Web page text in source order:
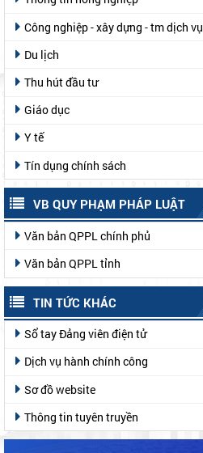
Công nghiệp - xây dựng - tm dịch vụ
Du lịch
Thu hút đầu tư
Giáo dục
Y tế
Tín dụng chính sách
VB QUY PHẠM PHÁP LUẬT
Văn bản QPPL chính phủ
Văn bản QPPL tỉnh
TIN TỨC KHÁC
Sổ tay Đảng viên điện tử
Dịch vụ hành chính công
Sơ đồ website
Thông tin tuyên truyền